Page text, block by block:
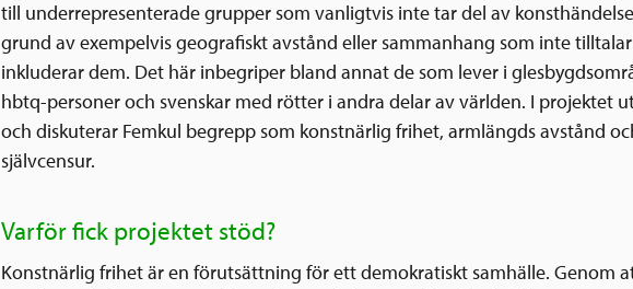
till underrepresenterade grupper som vanligtvis inte tar del av
grund av exempelvis geografiskt avstånd eller sammanhang som inte
inkluderar dem. Det här inbegriper bland annat de som lever i
hbtq-personer och svenskar med rötter i andra delar av världen. I projektet
och diskuterar Femkul begrepp som konstnärlig frihet, armlängds avstånd
självcensur.
Varför fick projektet stöd?
Konstnärlig frihet är en förutsättning för ett demokratiskt samhälle. Genom